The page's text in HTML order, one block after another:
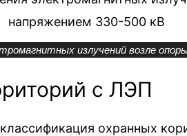
излучений возле
с ЛЭП
охранных